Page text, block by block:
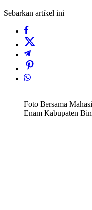
Sebarkan artikel ini
Foto Bersama
Enam Kabupaten